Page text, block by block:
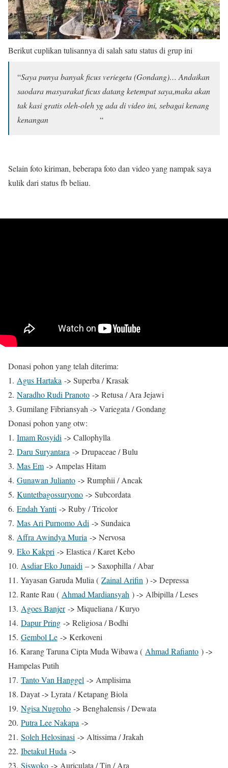
Berikut cuplikan tulisannya di salah satu status di grup ini
“Saya punya banyak ficus veriegeta (Gondang)… Andaikan
saodara masyarakat ficus datang ketempat saya,maka akan
tak kasi gratis oleh-oleh yg ada di video ini, sebagai kenang
kenangan
“
Selain foto kiriman, beberapa foto dan video yang nampak saya
kulik dari status fb beliau.
Donasi pohon yang telah diterima:
1. Agus Hartaka -> Superba / Krasak
2. Naradho Rudi Pranoto -> Retusa / Ara Jejawi
3. Gumilang Fibriansyah -> Variegata / Gondang
Donasi pohon yang otw:
1. Imam Rosyidi -> Callophylla
2. Daru Suryantara -> Drupaceae / Bulu
3. Mas Em -> Ampelas Hitam
4. Gunawan Julianto -> Rumphii / Ancak
5. Kuntetbagossuryono -> Subcordata
6. Endah Yanti -> Ruby / Tricolor
7. Mas Ari Purnomo Adi -> Sundaica
8. Affra Awindya Muria -> Nervosa
9. Eko Kakpri -> Elastica / Karet Kebo
10. Asdiar Eko Junaidi – > Saxophilla / Abar
11. Yayasan Garuda Mulia ( Zainal Arifin ) -> Depressa
12. Rante Rau ( Ahmad Mardiansyah ) -> Albipilla / Leses
13. Agoes Banjer-> Miqueliana / Kuryo
14. Dapur Pring -> Religiosa / Bodhi
15. Gembol Le -> Kerkoveni
16. Karang Taruna Cipta Muda Wibawa ( Ahmad Rafianto ) ->
Hampelas Putih
17. Tanto Van Hanggel -> Amplisima
18. Dayat -> Lyrata / Ketapang Biola
19. Ngisa Nugroho -> Benghalensis / Dewata
20. Putra Lee Nakapa ->
21. Soleh Helosinasi -> Altissima / Jrakah
22. Ibetakul Huda ->
23. Siswoko -> Auriculata / Tin / Ara